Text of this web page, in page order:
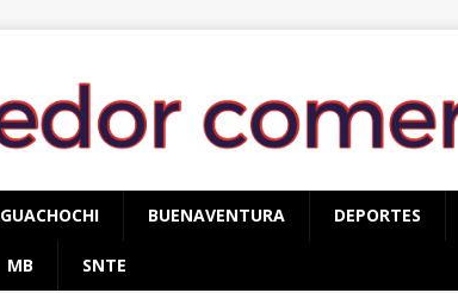
GUACHOCHI BUENAVENTURA DEPORTES
MB SNTE